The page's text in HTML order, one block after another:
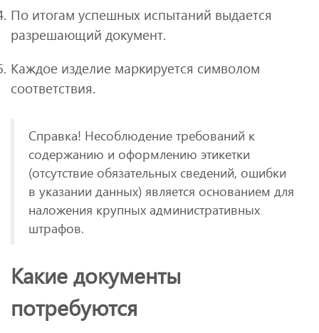
По итогам успешных испытаний выдается
разрешающий документ.
Каждое изделие маркируется символом
соответствия.
Справка! Несоблюдение требований к
содержанию и оформлению этикетки
(отсутствие обязательных сведений, ошибки
в указании данных) является основанием для
наложения крупных административных
штрафов.
Какие документы
потребуются